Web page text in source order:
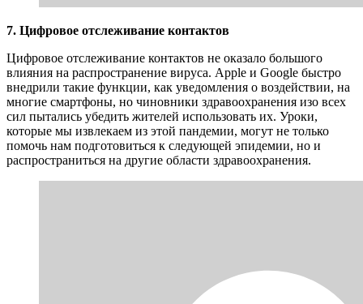
7. Цифровое отслеживание контактов
Цифровое отслеживание контактов не оказало большого
влияния на распространение вируса. Apple и Google быстро
внедрили такие функции, как уведомления о воздействии, на
многие смартфоны, но чиновники здравоохранения изо всех
сил пытались убедить жителей использовать их. Уроки,
которые мы извлекаем из этой пандемии, могут не только
помочь нам подготовиться к следующей эпидемии, но и
распространиться на другие области здравоохранения.